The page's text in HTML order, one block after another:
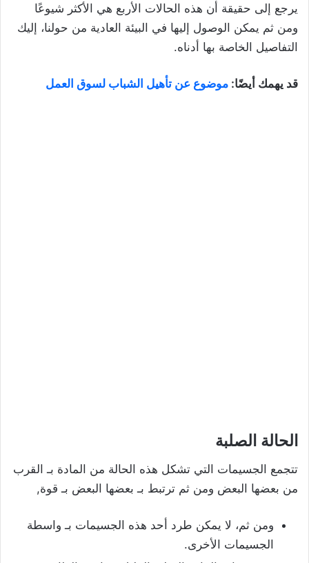
يرجع إلى حقيقة أن هذه الحالات الأربع هي الأكثر شيوعًا
ومن ثم يمكن الوصول إليها في البيئة العادية من حولنا، إليك
التفاصيل الخاصة بها أدناه.
قد يهمك أيضًا: موضوع عن تأهيل الشباب لسوق العمل
الحالة الصلبة
تتجمع الجسيمات التي تشكل هذه الحالة من المادة بـ القرب
من بعضها البعض ومن ثم ترتبط بـ بعضها البعض بـ قوة,
ومن ثم، لا يمكن طرد أحد هذه الجسيمات بـ واسطة
الجسيمات الأخرى.